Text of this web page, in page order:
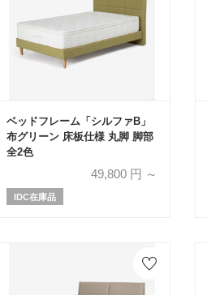
ベッドフレーム「シルファB」
布グリーン 床板仕様 丸脚 脚部
全2色
49,800 円 ～
IDC在庫品